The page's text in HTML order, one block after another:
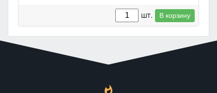
шт. В корзину